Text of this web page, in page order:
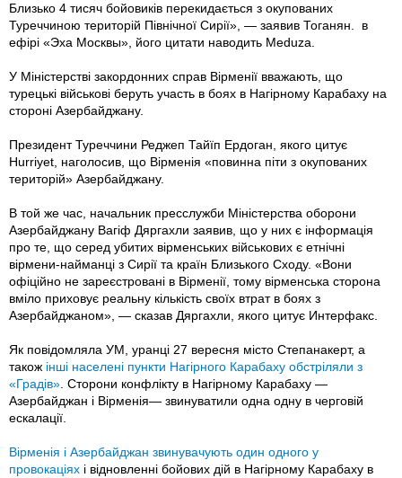
Близько 4 тисяч бойовиків перекидається з окупованих
Туреччиною територій Північної Сирії», — заявив Тоганян. в
ефірі «Эха Москвы», його цитати наводить Meduza.
У Міністерстві закордонних справ Вірменії вважають, що
турецькі військові беруть участь в боях в Нагірному Карабаху на
стороні Азербайджану.
Президент Туреччини Реджеп Тайїп Ердоган, якого цитує
Hurriyet, наголосив, що Вірменія «повинна піти з окупованих
територій» Азербайджану.
В той же час, начальник пресслужби Міністерства оборони
Азербайджану Вагіф Дяргахли заявив, що у них є інформація
про те, що серед убитих вірменських військових є етнічні
вірмени-найманці з Сирії та країн Близького Сходу. «Вони
офіційно не зареєстровані в Вірменії, тому вірменська сторона
вміло приховує реальну кількість своїх втрат в боях з
Азербайджаном», — сказав Дяргахли, якого цитує Интерфакс.
Як повідомляла УМ, уранці 27 вересня місто Степанакерт, а
також інші населені пункти Нагірного Карабаху обстріляли з
«Градів» . Сторони конфлікту в Нагірному Карабаху —
Азербайджан і Вірменія— звинуватили одна одну в черговій
ескалації.
Вірменія і Азербайджан звинувачують один одного у
провокаціях і відновленні бойових дій в Нагірному Карабаху в